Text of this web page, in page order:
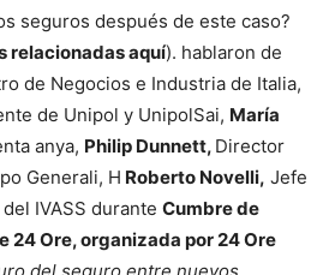
seguros después de este caso?
relacionadas aquí). hablaron de
de Negocios e Industria de Italia,
de Unipol y UnipolSai, María
anya, Philip Dunnett, Director
Generali, H Roberto Novelli, Jefe
IVASS durante Cumbre de
24 Ore, organizada por 24 Ore